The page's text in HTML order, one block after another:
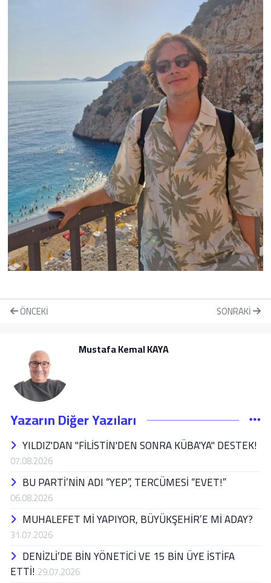
ÖNCEKI SONRAKI
Mustafa Kemal KAYA
Yazarın Diğer Yazıları
YILDIZ'DAN "FİLİSTİN'DEN SONRA KÜBA'YA" DESTEK!
07.08.2026
BU PARTİ’NİN ADI “YEP”, TERCÜMESİ “EVET!”
06.08.2026
MUHALEFET Mİ YAPIYOR, BÜYÜKŞEHİR’E Mİ ADAY?
31.07.2026
DENİZLİ’DE BİN YÖNETİCİ VE 15 BİN ÜYE İSTİFA
ETTİ! 29.07.2026